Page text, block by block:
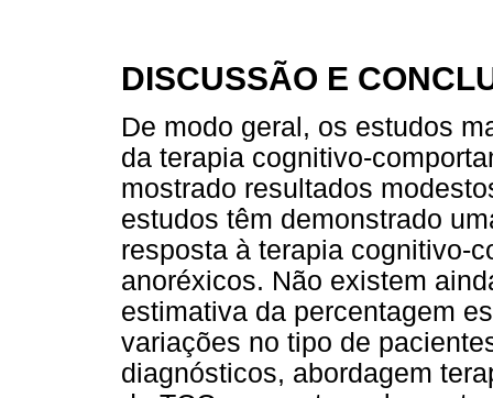
DISCUSSÃO E
De modo geral, os estudos
da terapia cognitivo-
mostrado resultados
estudos têm demonstrado
resposta à terapia cognitivo-
anoréxicos. Não existem
estimativa da percentagem
variações no tipo de
diagnósticos, abordagem